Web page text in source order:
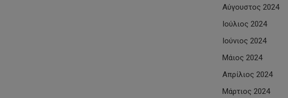
Αύγουστος 2024
Ιούλιος 2024
Ιούνιος 2024
Μάιος 2024
Απρίλιος 2024
Μάρτιος 2024